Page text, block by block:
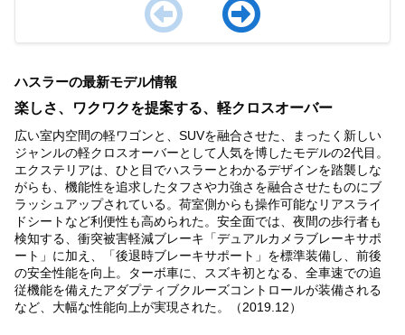
of
3
ハスラーの最新モデル情報
楽しさ、ワクワクを提案する、軽クロスオーバー
広い室内空間の軽ワゴンと、SUVを融合させた、まったく新しい
ジャンルの軽クロスオーバーとして人気を博したモデルの2代目。
エクステリアは、ひと目でハスラーとわかるデザインを踏襲しな
がらも、機能性を追求したタフさや力強さを融合させたものにブ
ラッシュアップされている。荷室側からも操作可能なリアスライ
ドシートなど利便性も高められた。安全面では、夜間の歩行者も
検知する、衝突被害軽減ブレーキ「デュアルカメラブレーキサポ
ート」に加え、「後退時ブレーキサポート」を標準装備し、前後
の安全性能を向上。ターボ車に、スズキ初となる、全車速での追
従機能を備えたアダプティブクルーズコントロールが装備される
など、大幅な性能向上が実現された。（2019.12）